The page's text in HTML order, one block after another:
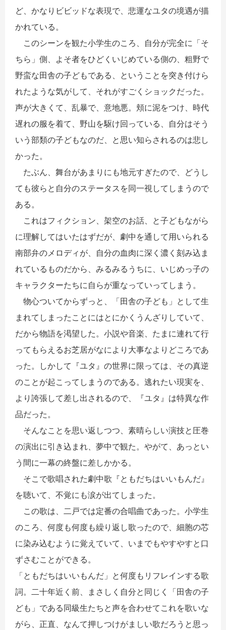
ど、かなりビビッドな表現で、悲運なユタの境遇が描
かれている。
このシーンを観た小学生のころ、自分が完全に「そ
ちら」側、よそ者をひどくいじめている側の、粗野で
野蛮な田舎の子どもである、ということを突き付けら
れたような気がして、それがすごくショックだった。
声が大きくて、乱暴で、意地悪。頬に泥をつけ、時代
遅れの服を着て、野山を駆け回っている、自分はそう
いう部類の子どもなのだ、と思い知らされるのは悲し
かった。
たぶん、舞台があまりにも地元すぎたので、どうし
ても彼らと自分のステータスを同一視してしまうので
ある。
これはフィクション、架空のお話、と子どもながら
に理解してはいたはずだが、劇中を通して用いられる
南部弁のメロディが、自分の血肉に深く濃く刻み込ま
れているものだから、みるみるうちに、いじめっ子の
キャラクターたちに自らが重なっていってしまう。
物心ついてからずっと、「田舎の子ども」として生
まれてしまったことにはとにかくうんざりしていて、
だから物語を渇望した。小説や音楽、たまに連れて行
ってもらえるお芝居がなにより大事なよりどころであ
った。しかして『ユタ』の世界に限っては、その真逆
のことが起こってしまうのである。逃れたい現実を、
より誇張して差し出されるので、『ユタ』は特異な作
品だった。
そんなことを思い返しつつ、素晴らしい演技と圧巻
の演出に引き込まれ、夢中で観た。やがて、あっとい
う間に一幕の終盤に差しかかる。
そこで歌唱された劇中歌『ともだちはいいもんだ』
を聴いて、不覚にも涙が出てしまった。
この歌は、二戸では定番の合唱曲であった。小学生
のころ、何度も何度も繰り返し歌ったので、細胞の芯
に染み込むように覚えていて、いまでもやすやすと口
ずさむことができる。
「ともだちはいいもんだ」と何度もリフレインする歌
詞。二十年近く前、まさしく自分と同じく「田舎の子
ども」である同級生たちと声を合わせてこれを歌いな
がら、正直、なんて押しつけがましい歌だろうと思っ